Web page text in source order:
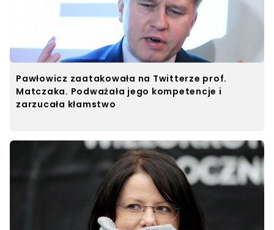
Pawłowicz zaatakowała na Twitterze prof.
Matczaka. Podważała jego kompetencje i
zarzucała kłamstwo